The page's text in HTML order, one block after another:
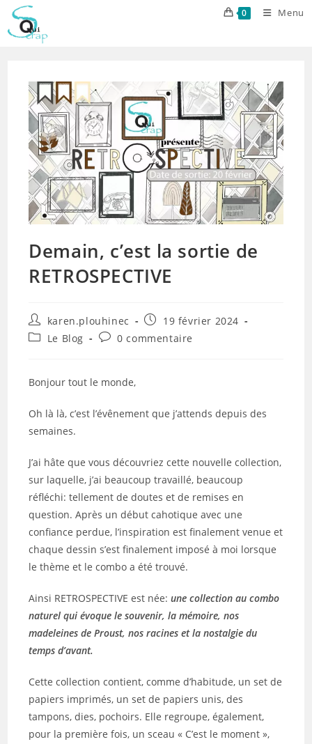
Skip
content
0 Menu
Demain, c’est la sortie de
RETROSPECTIVE
Auteur/autrice
de
karen.plouhinec
Publication
publiée :
19 février 2024
PostLe Blog
Commentaires
publication :
0 commentaire
Bonjour tout le monde,
Oh là là, c’est l’évênement que j’attends depuis des
semaines.
J’ai hâte que vous découvriez cette nouvelle collection,
sur laquelle, j’ai beaucoup travaillé, beaucoup
réfléchi: tellement de doutes et de remises en
question. Après un début cahotique avec une
confiance perdue, l’inspiration est finalement venue et
chaque dessin s’est finalement imposé à moi lorsque
le thème et le combo a été trouvé.
Ainsi RETROSPECTIVE est née:une collection au combo
naturel qui évoque le souvenir, la mémoire, nos
madeleines de Proust, nos racines et la nostalgie du
temps d’avant.
Cette collection contient, comme d’habitude, un set de
papiers imprimés, un set de papiers unis, des
tampons, dies, pochoirs. Elle regroupe, également,
pour la première fois, un sceau « C’est le moment »,